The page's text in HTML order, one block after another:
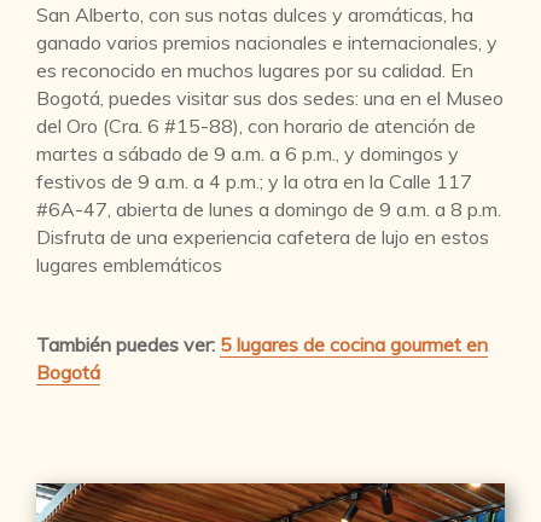
San Alberto, con sus notas dulces y aromáticas, ha
ganado varios premios nacionales e internacionales, y
es reconocido en muchos lugares por su calidad. En
Bogotá, puedes visitar sus dos sedes: una en el Museo
del Oro (Cra. 6 #15-88), con horario de atención de
martes a sábado de 9 a.m. a 6 p.m., y domingos y
festivos de 9 a.m. a 4 p.m.; y la otra en la Calle 117
#6A-47, abierta de lunes a domingo de 9 a.m. a 8 p.m.
Disfruta de una experiencia cafetera de lujo en estos
lugares emblemáticos
También puedes ver: 5 lugares de cocina gourmet en
Bogotá